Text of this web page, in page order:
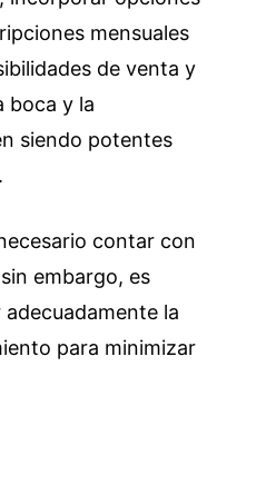
mensuales
de venta y
boca y la
siendo potentes
contar con
embargo, es
la
para minimizar